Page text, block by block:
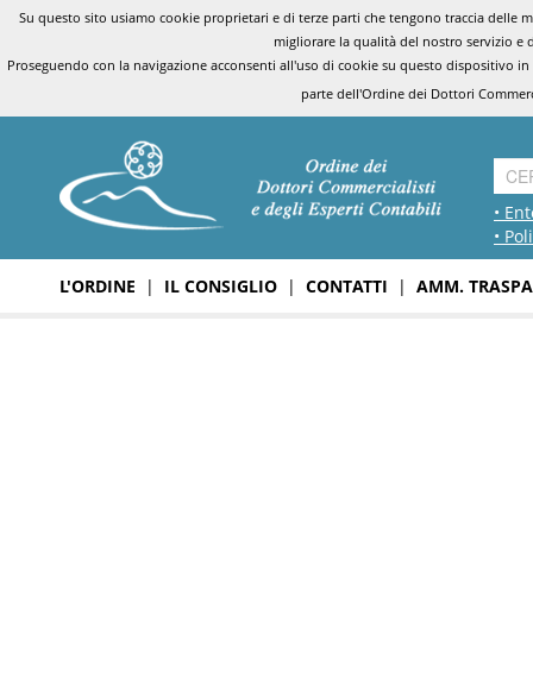
Su questo sito usiamo cookie proprietari e di terze parti che tengono traccia
migliorare la qualità del nostro servizio e
Proseguendo con la navigazione acconsenti all'uso di cookie su questo dispositivo
parte dell'Ordine dei Dottori
•
•
L'ORDINE | IL CONSIGLIO | CONTATTI | AMM.